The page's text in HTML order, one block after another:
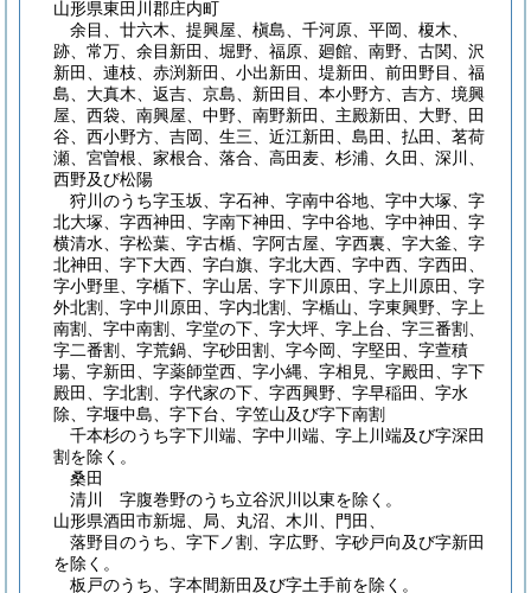
山形県東田川郡庄内町
余目、廿六木、提興屋、槇島、千河原、平岡、榎木、
跡、常万、余目新田、堀野、福原、廻館、南野、古関、沢
新田、連枝、赤渕新田、小出新田、堤新田、前田野目、福
島、大真木、返吉、京島、新田目、本小野方、吉方、境興
屋、西袋、南興屋、中野、南野新田、主殿新田、大野、田
谷、西小野方、吉岡、生三、近江新田、島田、払田、茗荷
瀬、宮曽根、家根合、落合、高田麦、杉浦、久田、深川、
西野及び松陽
狩川のうち字玉坂、字石神、字南中谷地、字中大塚、字
北大塚、字西神田、字南下神田、字中谷地、字中神田、字
横清水、字松葉、字古楯、字阿古屋、字西裏、字大釜、字
北神田、字下大西、字白旗、字北大西、字中西、字西田、
字小野里、字楯下、字山居、字下川原田、字上川原田、字
外北割、字中川原田、字内北割、字楯山、字東興野、字上
南割、字中南割、字堂の下、字大坪、字上台、字三番割、
字二番割、字荒鍋、字砂田割、字今岡、字堅田、字萱積
場、字新田、字薬師堂西、字小縄、字相見、字殿田、字下
殿田、字北割、字代家の下、字西興野、字早稲田、字水
除、字堰中島、字下台、字笠山及び字下南割
千本杉のうち字下川端、字中川端、字上川端及び字深田
割を除く。
桑田
清川 字腹巻野のうち立谷沢川以東を除く。
山形県酒田市新堀、局、丸沼、木川、門田、
落野目のうち、字下ノ割、字広野、字砂戸向及び字新田
を除く。
板戸のうち、字本間新田及び字土手前を除く。